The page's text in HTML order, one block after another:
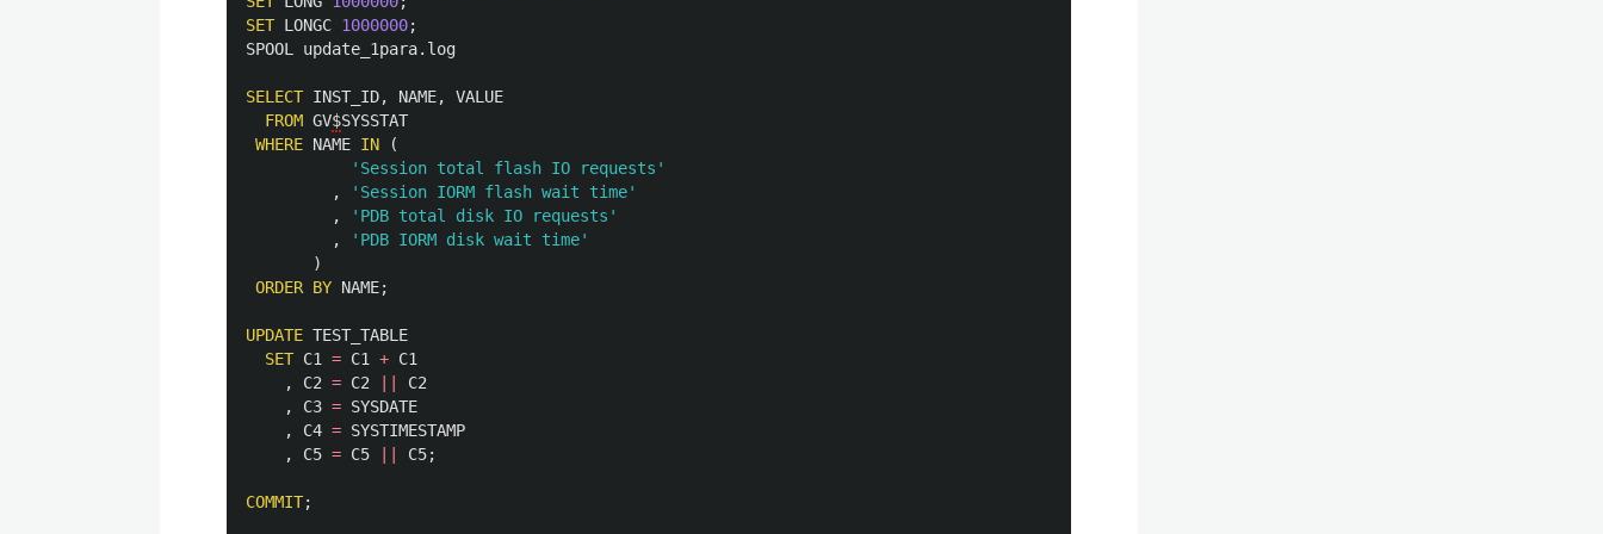
SET LONGC 1000000;
SPOOL update_1para. log
SELECT INST_ID, NAME,
VALUE
FROM GV$SYSSTAT
WHERE NAME IN
(
'Session total flash IO requests'
,
'Session IORM flash wait time'
,
'PDB total disk IO requests'
,
'PDB IORM disk wait time'
)
ORDER BY NAME;
UPDATE TEST_TABLE
SET C1 = C1 + C1
,
C2 = C2
C2
,
C3 = SYSDATE
,
C4 = SYSTIMESTAMP
,
C5 = C5 C5;
COMMIT;